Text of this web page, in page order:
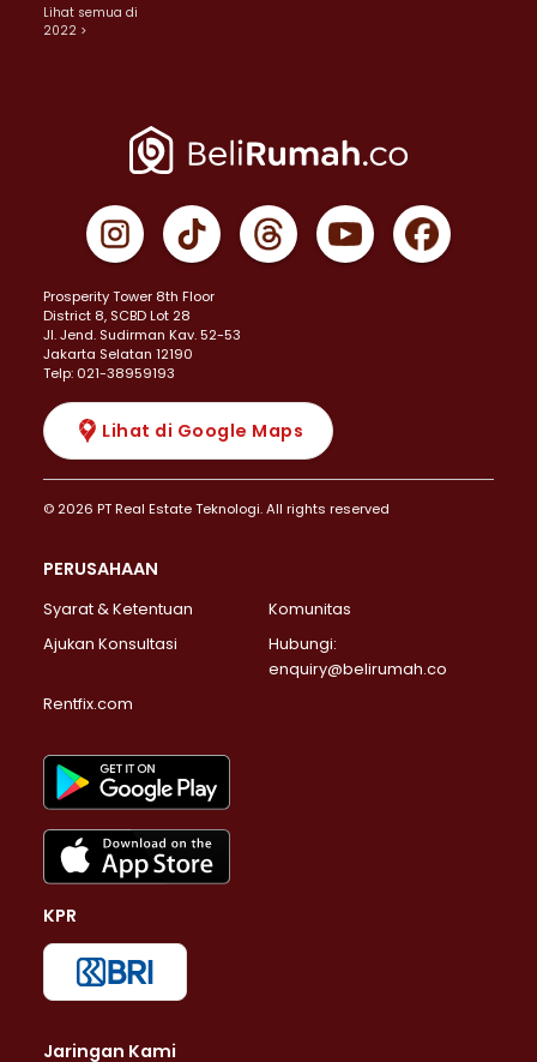
Lihat semua di
2022 >
Prosperity Tower 8th Floor
District 8, SCBD Lot 28
JI. Jend. Sudirman Kav. 52-53
Jakarta Selatan 12190
Telp: 021-38959193
Lihat di Google Maps
© 2026 PT Real Estate Teknologi. All rights reserved
PERUSAHAAN
Syarat & Ketentuan
Komunitas
Ajukan Konsultasi
Hubungi:
enquiry@belirumah.co
Rentfix.com
KPR
Jaringan Kami